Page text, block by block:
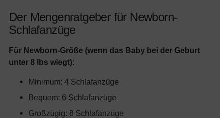
Der Mengenratgeber für Newborn-
Schlafanzüge
Für Newborn-Größe (wenn das Baby bei der Geburt
unter 8 lbs wiegt):
Minimum: 4 Schlafanzüge
Bequem: 6 Schlafanzüge
Großzügig: 8 Schlafanzüge